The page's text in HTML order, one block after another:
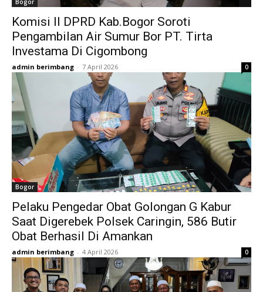
Bogor
Komisi II DPRD Kab.Bogor Soroti
Pengambilan Air Sumur Bor PT. Tirta
Investama Di Cigombong
admin berimbang - 7 April 2026 0
Bogor
Pelaku Pengedar Obat Golongan G Kabur
Saat Digerebek Polsek Caringin, 586 Butir
Obat Berhasil Di Amankan
admin berimbang - 4 April 2026 0